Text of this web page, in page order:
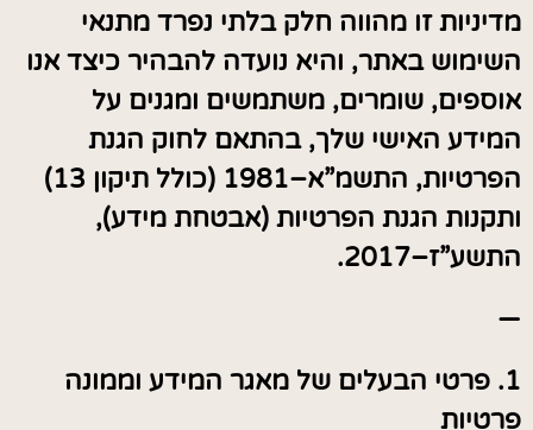
מדיניות זו מהווה חלק בלתי נפרד מתנאי
השימוש באתר, והיא נועדה להבהיר כיצד אנו
אוספים, שומרים, משתמשים ומגנים על
המידע האישי שלך, בהתאם לחוק הגנת
הפרטיות, התשמ”א–1981 (כולל תיקון 13)
ותקנות הגנת הפרטיות (אבטחת מידע),
התשע”ז–2017.
—
1. פרטי הבעלים של מאגר המידע וממונה
פרטיות